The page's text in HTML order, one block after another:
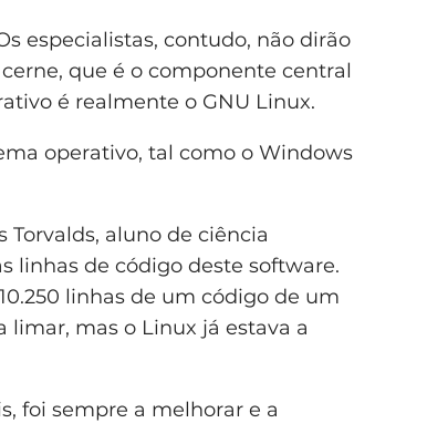
especialistas, contudo, não dirão
que é o componente central
é realmente o GNU Linux.
operativo, tal como o Windows
Torvalds, aluno de ciência
linhas de código deste software.
linhas de um código de um
mas o Linux já estava a
foi sempre a melhorar e a